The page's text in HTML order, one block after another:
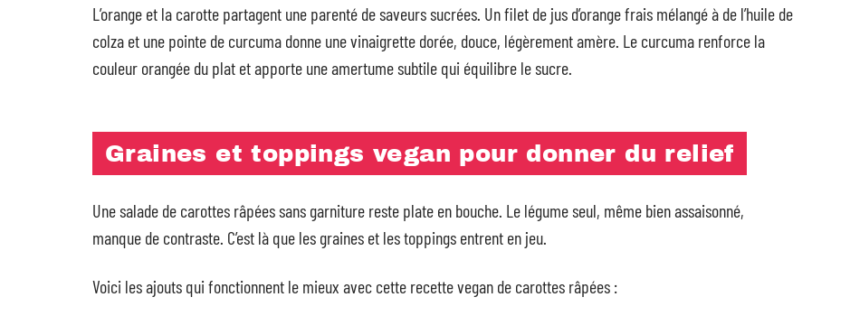
L’orange et la carotte partagent une parenté de saveurs sucrées. Un filet de jus d’orange frais mélangé à de l’huile de
colza et une pointe de curcuma donne une vinaigrette dorée, douce, légèrement amère. Le curcuma renforce la
couleur orangée du plat et apporte une amertume subtile qui équilibre le sucre.
Graines et toppings vegan pour donner du relief
Une salade de carottes râpées sans garniture reste plate en bouche. Le légume seul, même bien assaisonné,
manque de contraste. C’est là que les graines et les toppings entrent en jeu.
Voici les ajouts qui fonctionnent le mieux avec cette recette vegan de carottes râpées :